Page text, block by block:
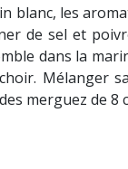
blanc, les
de sel et
dans la
Mélanger
merguez de 8